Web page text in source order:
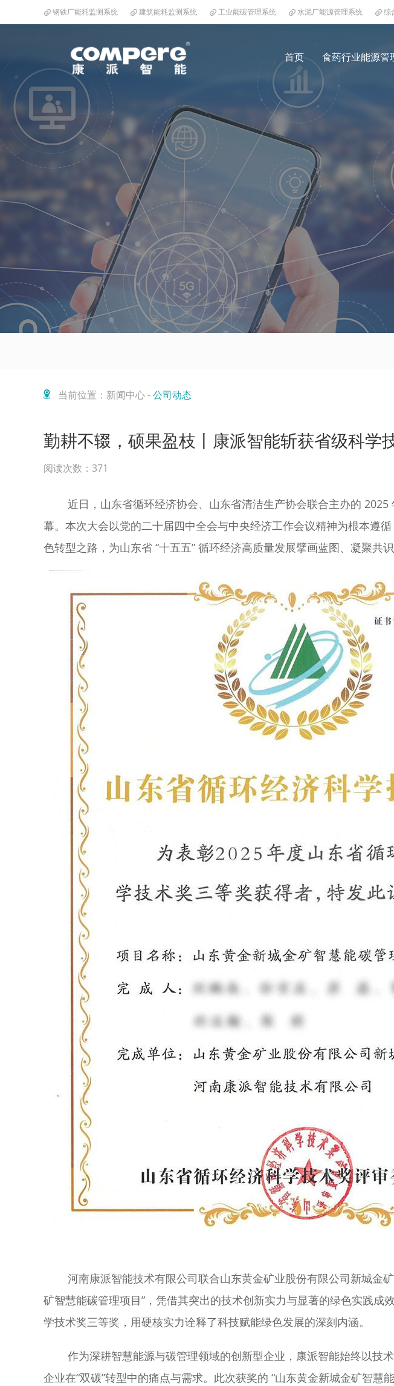
钢铁厂能耗监测系统 建筑能耗监测系统 工业能碳管理系统 水泥厂能源管理系统 综
首页 食药行业能源管
当前位置：新闻中心 -公司动态
勤耕不辍，硕果盈枝丨康派智能斩获省级科学
阅读次数：371
近日，山东省循环经济协会、山东省清洁生产协会联合主办的 2025
幕。本次大会以党的二十届四中全会与中央经济工作会议精神为根本遵
色转型之路，为山东省 “十五五” 循环经济高质量发展擘画蓝图、凝聚共识
河南康派智能技术有限公司联合山东黄金矿业股份有限公司新城金矿
矿智慧能碳管理项目”，凭借其突出的技术创新实力与显著的绿色实践成
学技术奖三等奖，用硬核实力诠释了科技赋能绿色发展的深刻内涵。
作为深耕智慧能源与碳管理领域的创新型企业，康派智能始终以技
企业在“双碳”转型中的痛点与需求。此次获奖的 “山东黄金新城金矿智慧